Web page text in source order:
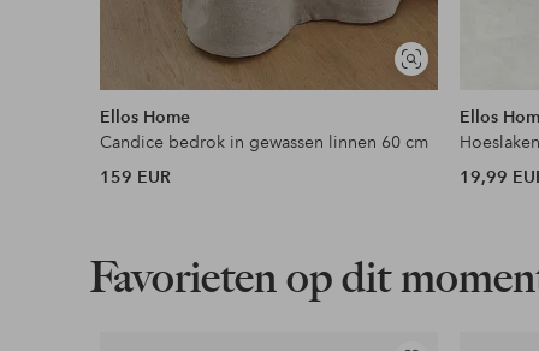
Soortgelijke
tonen
Ellos Home
Candice bedrok in gewassen linnen 60 cm
159 EUR
Ellos
19,99
Favorieten op dit